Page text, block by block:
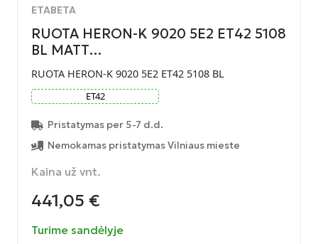
ETABETA
RUOTA HERON-K 9020 5E2 ET42 5108
BL MATT…
RUOTA HERON-K 9020 5E2 ET42 5108 BL
ET42
Pristatymas per 5-7 d.d.
Nemokamas pristatymas Vilniaus mieste
Kaina už vnt.
441,05 €
Turime sandėlyje